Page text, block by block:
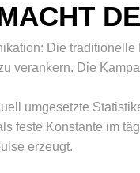
Die
verankern. Die
umgesetzte
feste Konstante im
erzeugt.